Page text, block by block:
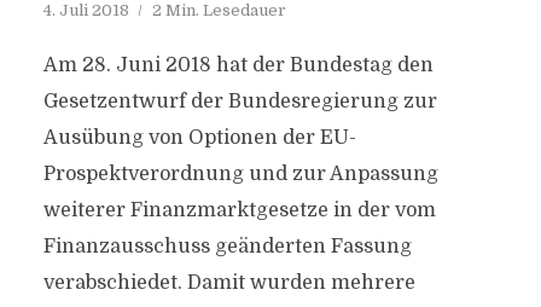
4. Juli 2018 2 Min. Lesedauer
Am 28. Juni 2018 hat der Bundestag den
Gesetzentwurf der Bundesregierung zur
Ausübung von Optionen der EU-
Prospektverordnung und zur Anpassung
weiterer Finanzmarktgesetze in der vom
Finanzausschuss geänderten Fassung
verabschiedet. Damit wurden mehrere